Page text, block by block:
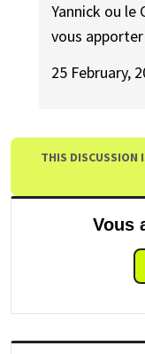
Yannick ou le
vous
25 February,
THIS DISCUSSION
Vous